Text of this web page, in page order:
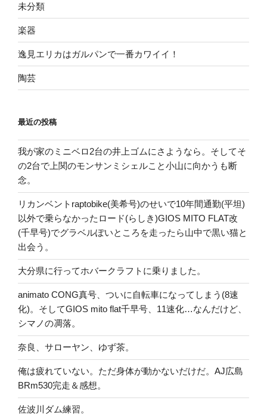
未分類
楽器
逸見エリカはガルパンで一番カワイイ！
陶芸
最近の投稿
我が家のミニベロ2台の井上ゴムにさようなら。そしてそ
の2台で上関のモンサンミシェルこと小山に向かうも断
念。
リカンベントraptobike(美希号)のせいで10年間通勤(平坦)
以外で乗らなかったロード(らしき)GIOS MITO FLAT改
(千早号)でグラベルぽいところを走ったら山中で黒い猫と
出会う。
大分県に行ってホバークラフトに乗りました。
animato CONG真号、ついに自転車になってしまう(8速
化)。そしてGIOS mito flat千早号、11速化…なんだけど、
シマノの凋落。
奈良、サローヤン、ゆず茶。
俺は疲れていない。ただ身体が動かないだけだ。AJ広島
BRm530完走＆感想。
佐波川ダム練習。